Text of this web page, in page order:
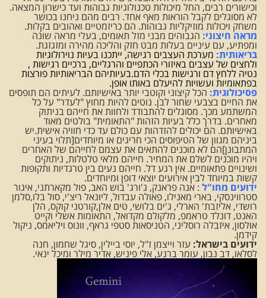
וכישורים רבים, החל מיכולות טכנולוגיות גבוהות ועד כישרון המצאה.
לא מסוגלים לקבל הוראות מאף אחד. רבים מהם ניחנו בכושר
משחק ויכולות מוזיקליות גבוהות. הם כריזמטיים ואהובים בקלות.
מראה חיצוני: הגבוהים מבני מזל תאומים, בעלי מראה שונה
ומפתיע, עם עיניים בעלות מבט חזק והליכה מהירה ומזגזגת.
בריאותית: מערכת העצבים רגישה, ייתכנו בעיות נוירולוגיות
ולחצים של עצבים באיזורי הכתפיים והרגליים, ברכיים רגישות ,
נטיה ללחץ דם ורגישות בכלי הדם.בעיותיהם הבריאותיות פורצות
בפתאומיות ועשויות להיעלם באותו אופן.
פסיכולוגית: הכל קיצוני וקוטבי יותר באישיותם. לעיתים הם תופסים
את החיים בצבעי שחור לבן. נוטים להיות מחוץ "לעדר" על כל
המשתמע מכך. מסוגלים להתבודד ולחוות את חייהם בניתוק
מאחרים. בדרך כלל בעיות הזהות "התאומית" בולטים מאוד
באישיותם. הם יכולים להזדהות עם כולם עד כדי חוויה אישית.יש
ביניהם מגוון של הטיפוסים הכי חריגים או מיוחדים[תלוי בעיני
המתבונן]הם לא מוכנים להתאים את עצמם לחייהם של האחרים
ויהיו מוכנים לשלם את המחיר. חייהם מלאי טלטלות, ניתוקים
ושינויים פתאומיים. אין רגע דל. חייהם נעים בין טרגדיות ותקופות
קשות במיוחד לבין אירועים יוצאי דופן ומיוחדים.
ידועים מחו"ל : אנה פראנק, ג'ורג' בוש האב, פול מקארתני, איגור
סטרווינסקי, בארי מאנילו, פאולה עבדול, ליונאל ריצ'י, סול בלו,סלמן
רושדי, אליזבת' הארלי, ג'ים בלושי, טים אלן,קורטני קוקס, הלן
האנט, דונלד טראמפ, מלקולם מקדואל, התאומות אשלי וקייט
אולסון, איזבלה רוסליני, הטניסאות סטפי גראף, וונוס ויליאמס, ניקול
קידמן.
ידועים בישראל: עזר וייצמן ז"ל, יוסי ביילין, סיגל שחמון, חנה
לסלאו, דב נבון, עומר ברנע, אלי פיניש, אדיר מילר ומיכל ינאי.